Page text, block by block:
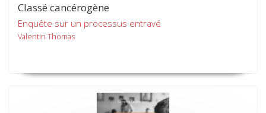
Classé cancérogène
Enquête sur un processus entravé
Valentin Thomas